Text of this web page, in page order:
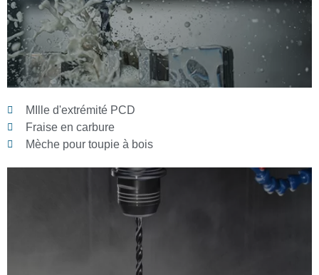
MIlle d'extrémité PCD
Fraise en carbure
Mèche pour toupie à bois